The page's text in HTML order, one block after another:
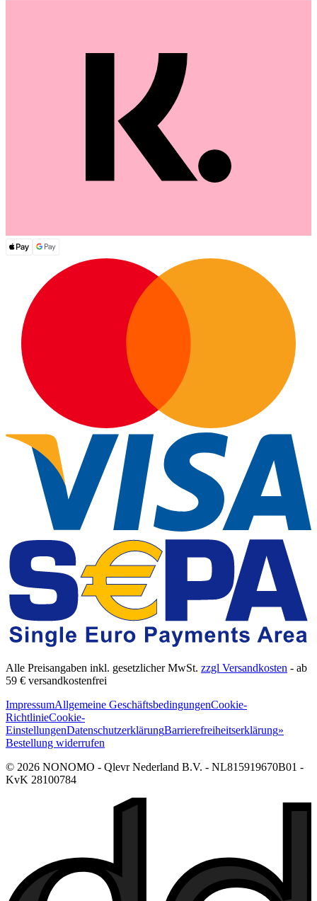
Alle Preisangaben inkl. gesetzlicher MwSt. zzgl Versandkosten - ab
59 € versandkostenfrei
ImpressumAllgemeine GeschäftsbedingungenCookie-
RichtlinieCookie-
EinstellungenDatenschutzerklärungBarrierefreiheitserklärung»
Bestellung widerrufen
© 2026 NONOMO - Qlevr Nederland B.V. - NL815919670B01 -
KvK 28100784